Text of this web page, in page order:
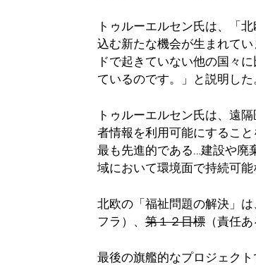
トゥルーエルセン氏は、「
込む新たな機会が生まれて
ドで起きていない他の国々
ているのです。」と説明した
トゥルーエルセン氏は、遠
者情報を利用可能にするこ
最も先進的である…建設や廃
域において環境面で持続可
北欧の「福祉問題の解決」は
フラ）、 第１２目標 （責任
最後の旗艦的なプロジェク